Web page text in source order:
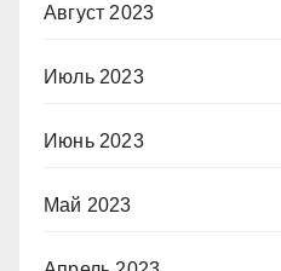
Август 2023
Июль 2023
Июнь 2023
Май 2023